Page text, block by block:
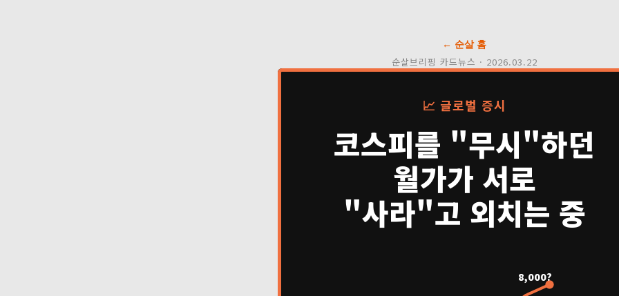
← 순살 홈
순살브리핑 카드뉴스 · 2026.03.22
📈 글로벌 증시
코스피를 "무시"하던
월가가 서로
"사라"고 외치는 중
8,000?